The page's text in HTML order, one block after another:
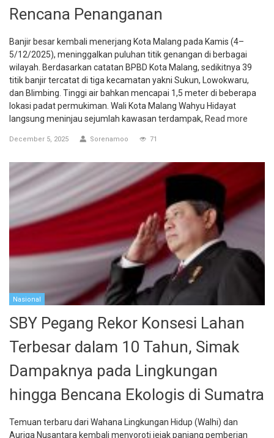
Rencana Penanganan
Banjir besar kembali menerjang Kota Malang pada Kamis (4–
5/12/2025), meninggalkan puluhan titik genangan di berbagai
wilayah. Berdasarkan catatan BPBD Kota Malang, sedikitnya 39
titik banjir tercatat di tiga kecamatan yakni Sukun, Lowokwaru,
dan Blimbing. Tinggi air bahkan mencapai 1,5 meter di beberapa
lokasi padat permukiman. Wali Kota Malang Wahyu Hidayat
langsung meninjau sejumlah kawasan terdampak, Read more
December 5, 2025 Sorenamoo 71
Nasional
SBY Pegang Rekor Konsesi Lahan
Terbesar dalam 10 Tahun, Simak
Dampaknya pada Lingkungan
hingga Bencana Ekologis di Sumatra
Temuan terbaru dari Wahana Lingkungan Hidup (Walhi) dan
Auriga Nusantara kembali menyoroti jejak panjang pemberian